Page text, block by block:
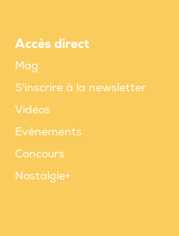
Accès direct
Mag
S'inscrire à la newsletter
Vidéos
Evènements
Concours
Nostalgie+